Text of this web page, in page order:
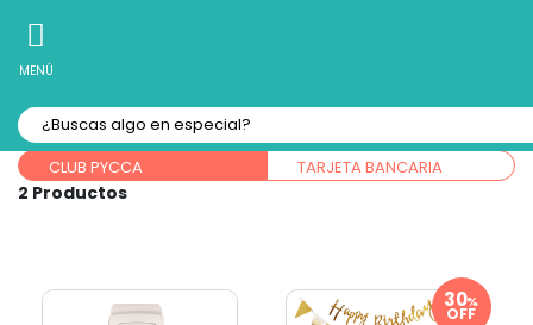
MENÚ
Forma de pago:
CLUB PYCCA TARJETA BANCARIA
2
%
OFF